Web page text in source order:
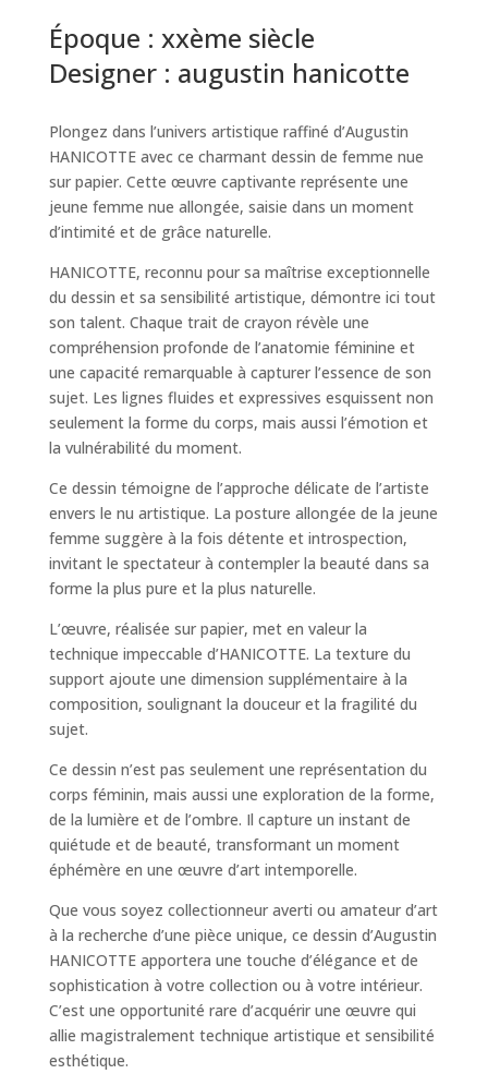
Époque : xxème siècle
Designer : augustin hanicotte
Plongez dans l’univers artistique raffiné d’Augustin
HANICOTTE avec ce charmant dessin de femme nue
sur papier. Cette œuvre captivante représente une
jeune femme nue allongée, saisie dans un moment
d’intimité et de grâce naturelle.
HANICOTTE, reconnu pour sa maîtrise exceptionnelle
du dessin et sa sensibilité artistique, démontre ici tout
son talent. Chaque trait de crayon révèle une
compréhension profonde de l’anatomie féminine et
une capacité remarquable à capturer l’essence de son
sujet. Les lignes fluides et expressives esquissent non
seulement la forme du corps, mais aussi l’émotion et
la vulnérabilité du moment.
Ce dessin témoigne de l’approche délicate de l’artiste
envers le nu artistique. La posture allongée de la jeune
femme suggère à la fois détente et introspection,
invitant le spectateur à contempler la beauté dans sa
forme la plus pure et la plus naturelle.
L’œuvre, réalisée sur papier, met en valeur la
technique impeccable d’HANICOTTE. La texture du
support ajoute une dimension supplémentaire à la
composition, soulignant la douceur et la fragilité du
sujet.
Ce dessin n’est pas seulement une représentation du
corps féminin, mais aussi une exploration de la forme,
de la lumière et de l’ombre. Il capture un instant de
quiétude et de beauté, transformant un moment
éphémère en une œuvre d’art intemporelle.
Que vous soyez collectionneur averti ou amateur d’art
à la recherche d’une pièce unique, ce dessin d’Augustin
HANICOTTE apportera une touche d’élégance et de
sophistication à votre collection ou à votre intérieur.
C’est une opportunité rare d’acquérir une œuvre qui
allie magistralement technique artistique et sensibilité
esthétique.